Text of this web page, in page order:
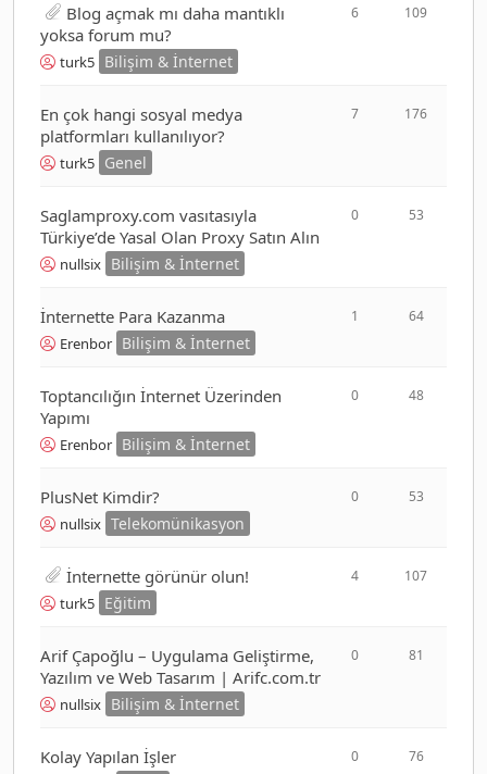
Blog açmak mı daha mantıklı
yoksa forum mu?
turk5 Bilişim & İnternet
6 109
En çok hangi sosyal medya
platformları kullanılıyor?
turk5 Genel
7 176
Saglamproxy.com vasıtasıyla
Türkiye’de Yasal Olan Proxy Satın Alın
nullsix Bilişim & İnternet
0 53
İnternette Para Kazanma
Erenbor Bilişim & İnternet
1 64
Toptancılığın İnternet Üzerinden
Yapımı
Erenbor Bilişim & İnternet
0 48
PlusNet Kimdir?
nullsix Telekomünikasyon
0 53
İnternette görünür olun!
turk5 Eğitim
4 107
Arif Çapoğlu – Uygulama Geliştirme,
Yazılım ve Web Tasarım | Arifc.com.tr
nullsix Bilişim & İnternet
0 81
Kolay Yapılan İşler 0 76